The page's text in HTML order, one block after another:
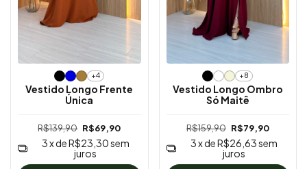
+4
Vestido Longo Frente
Única
R$139,90 R$69,90
3x deR$23,30sem
juros
+8
Vestido Longo Ombro
Só Maitê
R$159,90 R$79,90
3x deR$26,63sem
juros